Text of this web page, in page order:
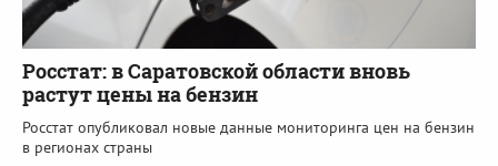
Росстат: в Саратовской области вновь
растут цены на бензин
Росстат опубликовал новые данные мониторинга цен на бензин
в регионах страны